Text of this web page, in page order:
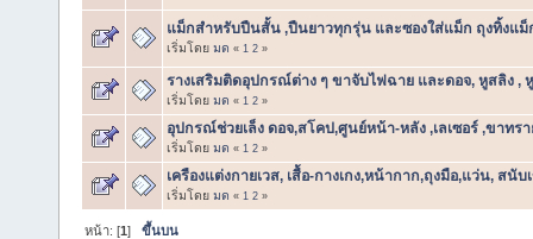
แม็กสำหรับปืนสั้น ,ปืนยาวทุกรุ่น และซองใส่แม็ก ถุงทิ้งแม็
เริ่มโดย มด « 1 2 »
รางเสริมติดอุปกรณ์ต่าง ๆ ขาจับไฟฉาย และดอจ, หูสลิง ,
เริ่มโดย มด « 1 2 »
อุปกรณ์ช่วยเล็ง ดอจ,สโคป,ศูนย์หน้า-หลัง ,เลเซอร์ ,ขาทรา
เริ่มโดย มด « 1 2 »
เครืองแต่งกายเวส, เสื้อ-กางเกง,หน้ากาก,ถุงมือ,แว่น, สนับ
เริ่มโดย มด « 1 2 »
หน้า: [1]ขึ้นบน